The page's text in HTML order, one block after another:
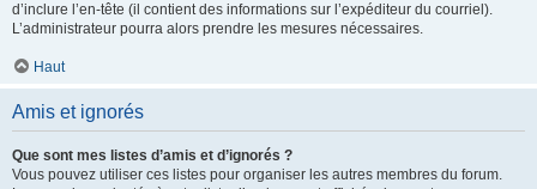
d’inclure l’en-tête (il contient des informations sur l’expéditeur du courriel).
L’administrateur pourra alors prendre les mesures nécessaires.
Haut
Amis et ignorés
Que sont mes listes d’amis et d’ignorés ?
Vous pouvez utiliser ces listes pour organiser les autres membres du forum.